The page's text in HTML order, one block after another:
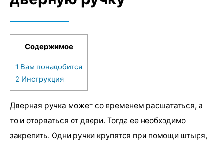
Содержимое
1 Вам понадобится
2 Инструкция
Дверная ручка может со временем расшататься, а
то и оторваться от двери. Тогда ее необходимо
закрепить. Одни ручки крупятся при помощи штыря,